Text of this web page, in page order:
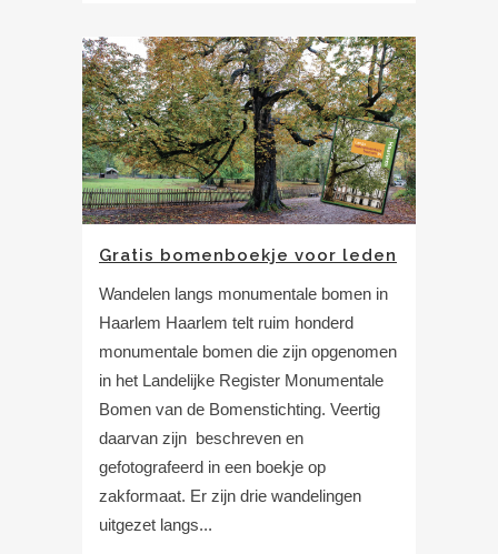
Gratis bomenboekje voor leden
Wandelen langs monumentale bomen in
Haarlem Haarlem telt ruim honderd
monumentale bomen die zijn opgenomen
in het Landelijke Register Monumentale
Bomen van de Bomenstichting. Veertig
daarvan zijn beschreven en
gefotografeerd in een boekje op
zakformaat. Er zijn drie wandelingen
uitgezet langs...